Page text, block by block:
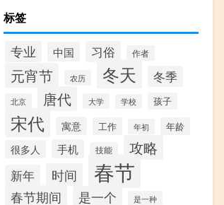
标签
专业 中国 习俗 作者
元宵节 农历 冬天 冬季
北京 唐代 大学 学校 孩子
宋代 寓意 工作 年初 年龄
很多人 手机 技能 攻略
新年 时间 春节
春节期间 是一个 是一种